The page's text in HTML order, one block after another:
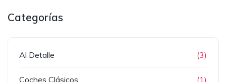
Categorías
Al Detalle (3)
Coches Clásicos (1)